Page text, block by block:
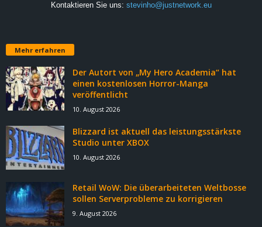
Kontaktieren Sie uns: stevinho@justnetwork.eu
Mehr erfahren
Der Autort von „My Hero Academia“ hat
einen kostenlosen Horror-Manga
veröffentlicht
10. August 2026
Blizzard ist aktuell das leistungsstärkste
Studio unter XBOX
10. August 2026
Retail WoW: Die überarbeiteten Weltbosse
sollen Serverprobleme zu korrigieren
9. August 2026